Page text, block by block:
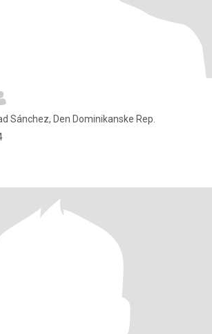
Sánchez, Den Dominikanske Rep.